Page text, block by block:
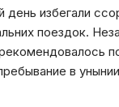
день избегали
поездок.
в